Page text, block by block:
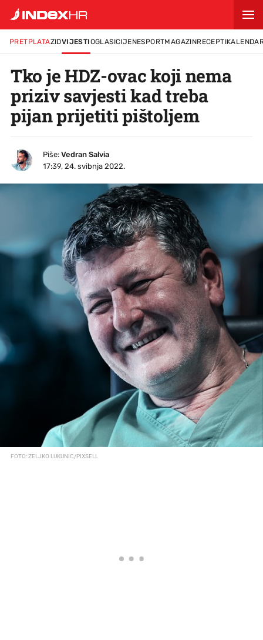
PRETPLATAZIDVIJESTIOGLASICIJENESPORTMAGAZINRECEPTI
Tko je HDZ-ovac koji nema
priziv savjesti kad treba
pijan prijetiti pištoljem
Piše: Vedran Salvia
17:39, 24. svibnja 2022.
FOTO: ZELJKO LUKUNIC/PIXSELL